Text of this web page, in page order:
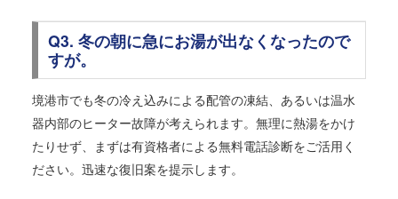
Q3. 冬の朝に急にお湯が出なくなったので
すが。
境港市でも冬の冷え込みによる配管の凍結、あるいは温水
器内部のヒーター故障が考えられます。無理に熱湯をかけ
たりせず、まずは有資格者による無料電話診断をご活用く
ださい。迅速な復旧案を提示します。